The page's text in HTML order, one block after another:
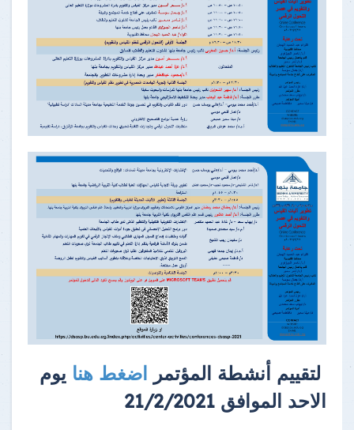
لتقييم أنشطة المؤتمر اضغط هنا يوم
الاحد الموافق 21/2/2021